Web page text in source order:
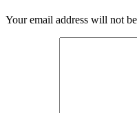
Your email address will not